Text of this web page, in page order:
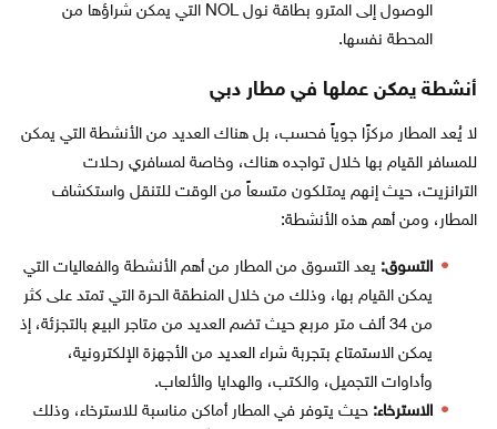
الوصول إلى المترو بطاقة نول NOL التي يمكن شراؤها من
المحطة نفسها.
أنشطة يمكن عملها في مطار دبي
لا يُعد المطار مركزًا جوياً فحسب، بل هناك العديد من الأنشطة التي يمكن
للمسافر القيام بها خلال تواجده هناك، وخاصة لمسافري رحلات
الترانزيت، حيث إنهم يمتلكون متسعاً من الوقت للتنقل واستكشاف
المطار، ومن أهم هذه الأنشطة:
التسوق: يعد التسوق من المطار من أهم الأنشطة والفعاليات التي
يمكن القيام بها، وذلك من خلال المنطقة الحرة التي تمتد على كثر
من 34 ألف متر مربع حيث تضم العديد من متاجر البيع بالتجزئة، إذ
يمكن الاستمتاع بتجربة شراء العديد من الأجهزة الإلكترونية،
وأداوات التجميل، والكتب، والهدايا والألعاب.
الاسترخاء: حيث يتوفر في المطار أماكن مناسبة للاسترخاء، وذلك